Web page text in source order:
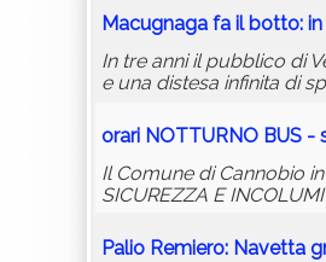
Macugnaga fa il botto:
In tre anni il pubblico di
e una distesa infinita di
orari NOTTURNO BUS -
Il Comune di Cannobio
SICUREZZA E
Palio Remiero: Navetta